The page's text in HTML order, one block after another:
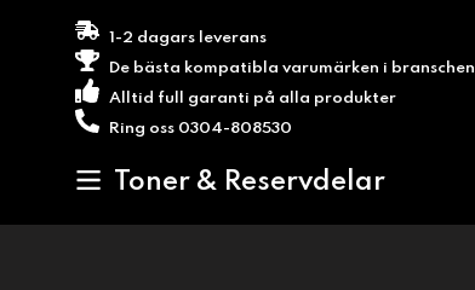
1-2 dagars leverans
De bästa kompatibla varumärken i branschen
Alltid full garanti på alla produkter
Ring oss 0304-808530
Toner & Reservdelar